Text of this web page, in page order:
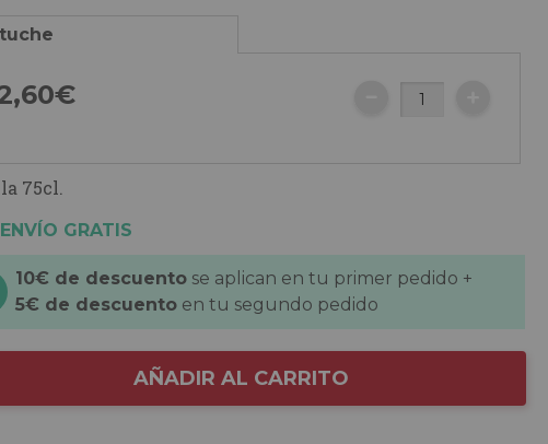
60€
75cl.
ENVÍO GRATIS
10€ de descuento se aplican en tu primer pedido +
5€ de descuento en tu segundo pedido
AÑADIR AL CARRITO